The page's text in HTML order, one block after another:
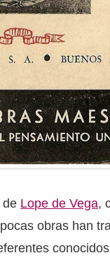
de Lope de Vega,
obras han